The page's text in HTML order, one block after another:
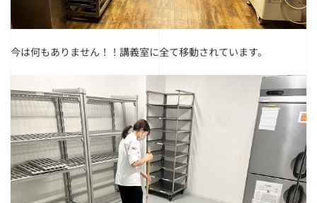
今は何もありません！！ 講義室に全て移動されています。